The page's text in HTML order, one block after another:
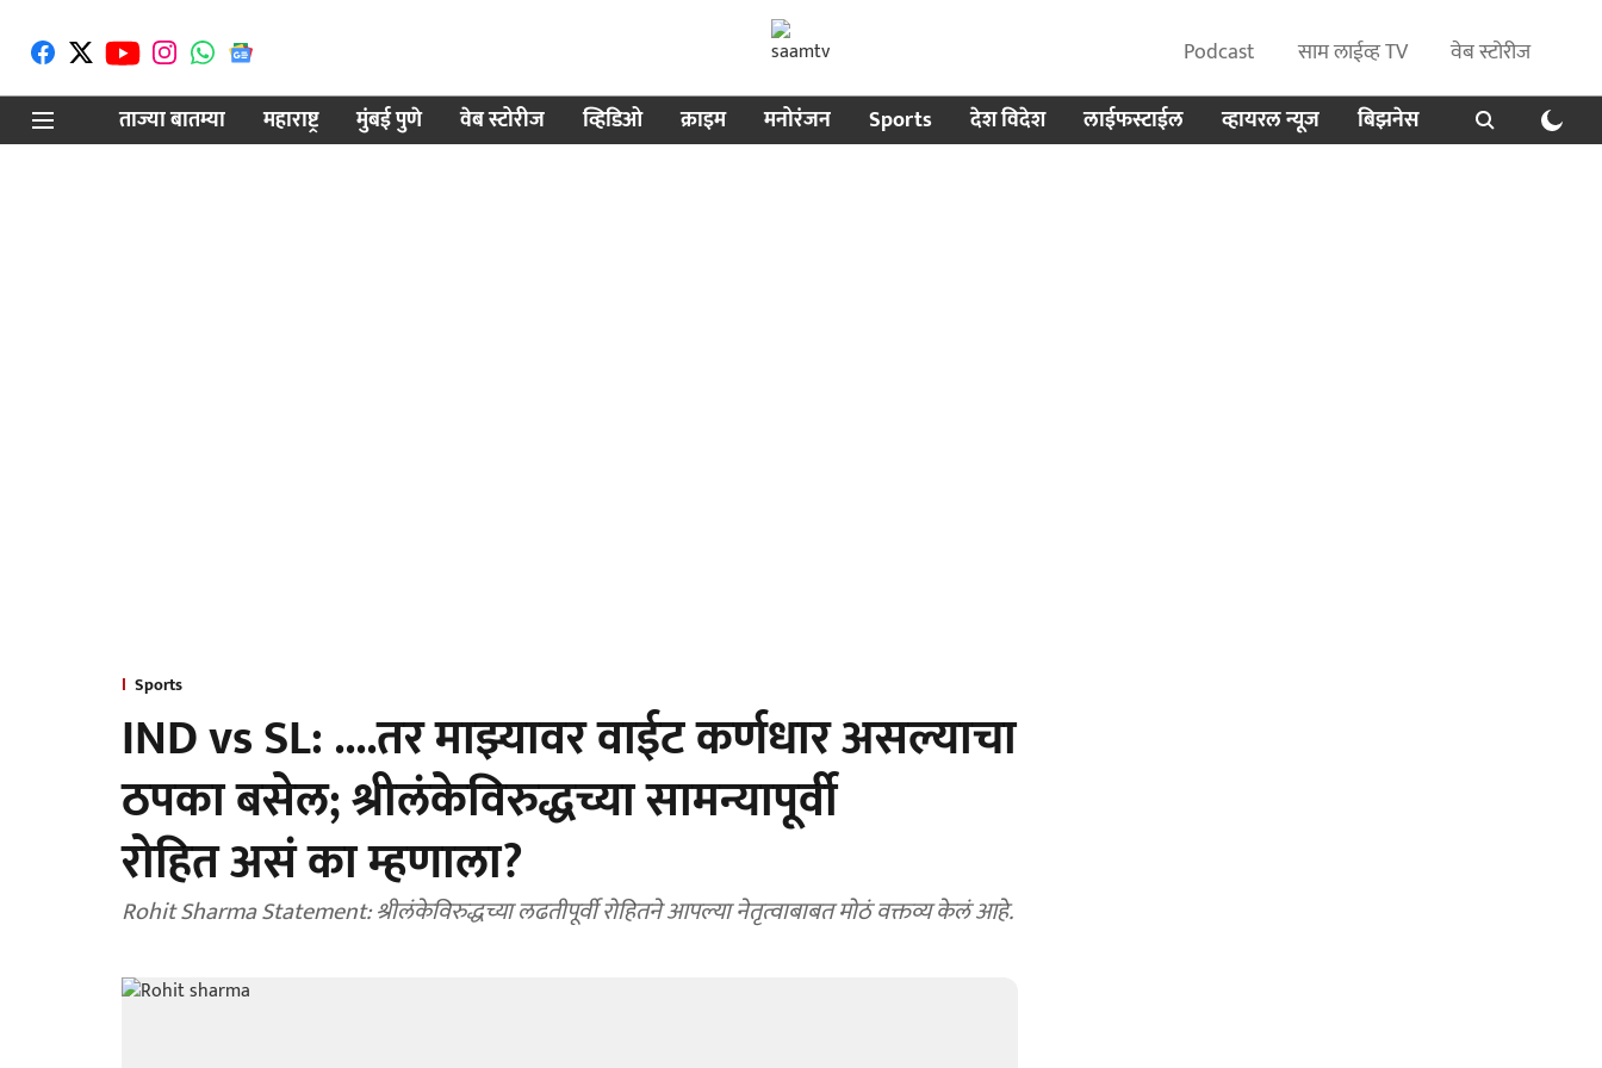
Podcast साम लाईव्ह TV
वेब स्टोरीज
ताज्या बातम्या
महाराष्ट्र मुंबई पुणे वेब स्टोरीज व्हिडिओ क्राइम मनोरंजन Sports देश विदेश लाईफस्टाईल व्हायरल न्यूज बिझनेस
Sports
IND vs SL: ....तर माझ्यावर वाईट कर्णधार असल्याचा
ठपका बसेल; श्रीलंकेविरुद्धच्या सामन्यापूर्वी
रोहित असं का म्हणाला?
Rohit Sharma Statement: श्रीलंकेविरुद्धच्या लढतीपूर्वी रोहितने आपल्या नेतृत्वाबाबत मोठं वक्तव्य केलं आहे.